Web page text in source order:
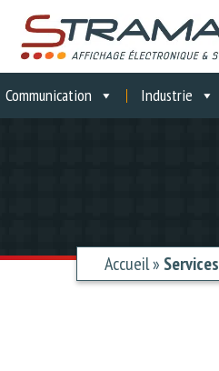
Communication Industrie
Accueil» Services